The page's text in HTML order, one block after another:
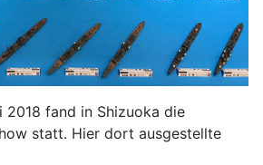
2018 fand in Shizuoka die
statt. Hier dort ausgestellte